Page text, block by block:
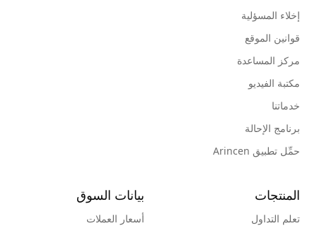
إخلاء المسؤلية
قوانين الموقع
مركز المساعدة
مكتبة الفيديو
خدماتنا
برنامج الإحالة
حمِّل تطبيق Arincen
المنتجات
تعلم التداول
بيانات السوق
أسعار العملات